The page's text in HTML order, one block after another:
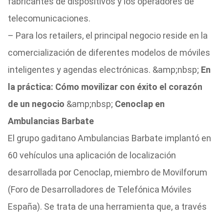
telecomunicaciones.
– Para los retailers, el principal negocio reside en la
comercialización de diferentes modelos de móviles
inteligentes y agendas electrónicas. &amp;nbsp; En
la práctica: Cómo movilizar con éxito el corazón
de un negocio &amp;nbsp; Cenoclap en
Ambulancias Barbate
El grupo gaditano Ambulancias Barbate implantó en
60 vehículos una aplicación de localización
desarrollada por Cenoclap, miembro de Movilforum
(Foro de Desarrolladores de Telefónica Móviles
España). Se trata de una herramienta que, a través